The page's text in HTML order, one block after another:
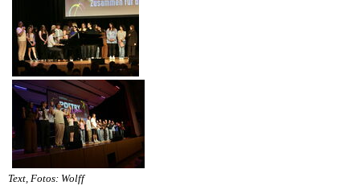
Text, Fotos: Wolff